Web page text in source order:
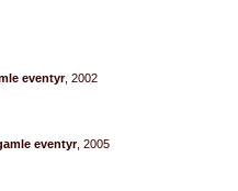
eventyr, 2002
eventyr, 2005